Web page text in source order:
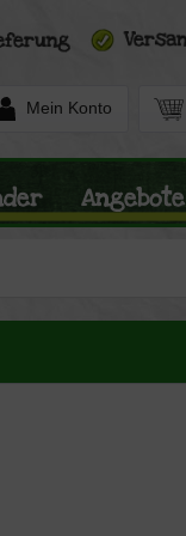
Mein Konto
Angebote